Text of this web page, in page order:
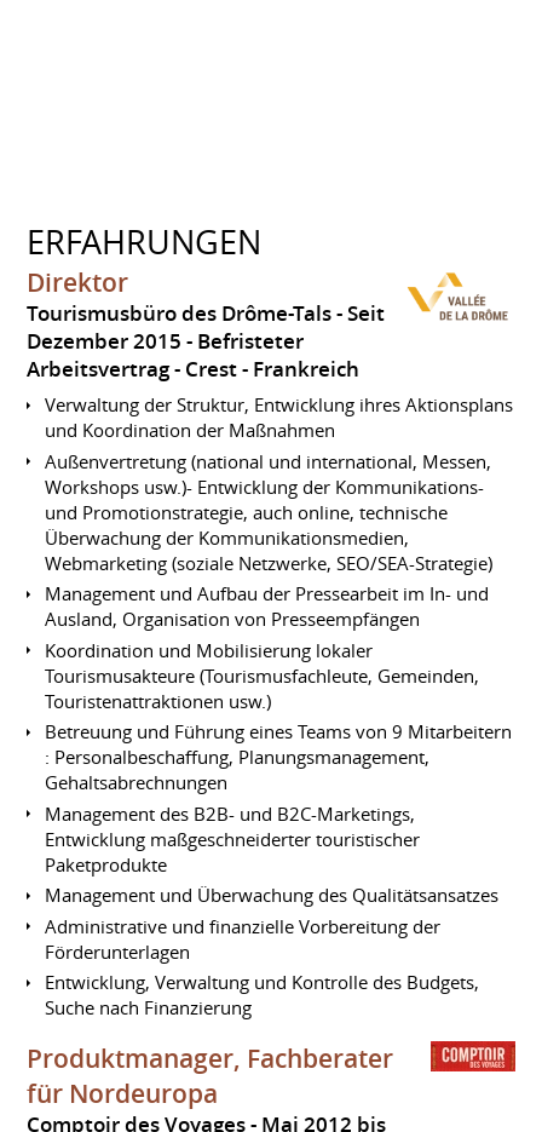
ERFAHRUNGEN
Direktor
Tourismusbüro des Drôme-Tals
Seit
Dezember 2015 Befristeter
Arbeitsvertrag
Crest Frankreich
Verwaltung der Struktur, Entwicklung ihres Aktionsplans
und Koordination der Maßnahmen
Außenvertretung (national und international, Messen,
Workshops usw.)- Entwicklung der Kommunikations-
und Promotionstrategie, auch online, technische
Überwachung der Kommunikationsmedien,
Webmarketing (soziale Netzwerke, SEO/SEA-Strategie)
Management und Aufbau der Pressearbeit im In- und
Ausland, Organisation von Presseempfängen
Koordination und Mobilisierung lokaler
Tourismusakteure (Tourismusfachleute, Gemeinden,
Touristenattraktionen usw.)
Betreuung und Führung eines Teams von 9 Mitarbeitern
: Personalbeschaffung, Planungsmanagement,
Gehaltsabrechnungen
Management des B2B- und B2C-Marketings,
Entwicklung maßgeschneiderter touristischer
Paketprodukte
Management und Überwachung des Qualitätsansatzes
Administrative und finanzielle Vorbereitung der
Förderunterlagen
Entwicklung, Verwaltung und Kontrolle des Budgets,
Suche nach Finanzierung
Produktmanager, Fachberater
für Nordeuropa
Comptoir des Voyages Mai 2012 bis